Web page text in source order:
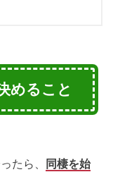
めること
たら、
同棲を始